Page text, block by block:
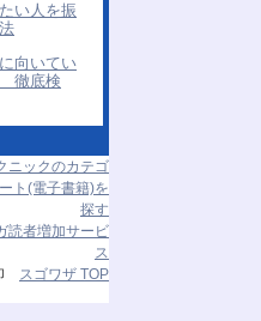
い人を振
向いてい
徹底検
ニックのカテゴ
ト(電子書籍)を
探す
読者増加サービ
ス
スゴワザ TOP